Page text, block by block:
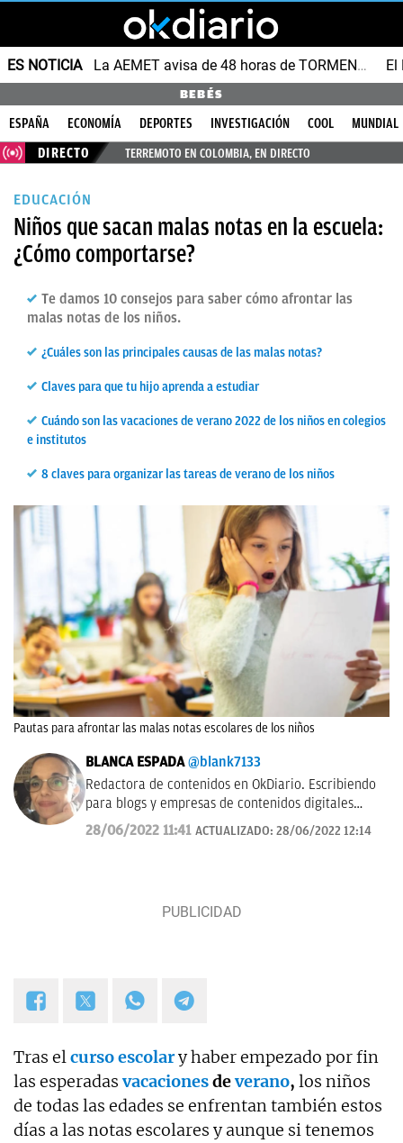
ES NOTICIA La AEMET avisa de 48 horas de TORMENTAS y GRANIZO
BEBÉS
ESPAÑA ECONOMÍA DEPORTES INVESTIGACIÓN COOL
MUNDIAL
DIRECTO
TERREMOTO EN COLOMBIA, EN DIRECTO
EDUCACIÓN
Niños que sacan malas notas en la escuela:
¿Cómo comportarse?
Te damos 10 consejos para saber cómo afrontar las
malas notas de los niños.
¿Cuáles son las principales causas de las malas notas?
Claves para que tu hijo aprenda a estudiar
Cuándo son las vacaciones de verano 2022 de los niños en colegios
e institutos
8 claves para organizar las tareas de verano de los niños
Pautas para afrontar las malas notas escolares de los niños
BLANCA ESPADA @blank7133
Redactora de contenidos en OkDiario. Escribiendo
para blogs y empresas de contenidos digitales
desde 2007.
28/06/2022 11:41 ACTUALIZADO: 28/06/2022 12:14
Tras elcurso escolary haber empezado por fin
las esperadasvacacionesdeverano, los niños
de todas las edades se enfrentan también estos
días a las notas escolares y aunque si tenemos